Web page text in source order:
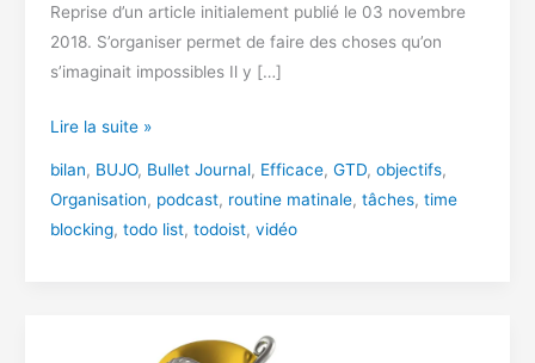
Reprise d’un article initialement publié le 03 novembre
2018. S’organiser permet de faire des choses qu’on
s’imaginait impossibles Il y […]
Comment
m’organise
Lire la suite »
bilan, BUJO, Bullet Journal, Efficace, GTD, objectifs,
Organisation, podcast, routine matinale, tâches, time
blocking, todo list, todoist, vidéo